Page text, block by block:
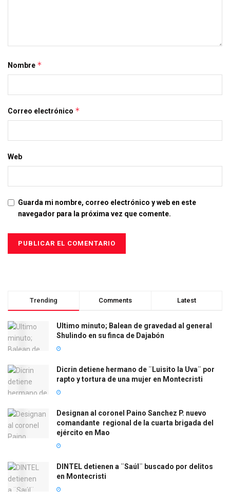
Nombre *
Correo electrónico *
Web
Guarda mi nombre, correo electrónico y web en este
navegador para la próxima vez que comente.
Trending Comments Latest
Ultimo minuto; Balean de gravedad al general
Shulindo en su finca de Dajabón
Dicrin detiene hermano de ¨Luisito la Uva¨ por
rapto y tortura de una mujer en Montecristi
Designan al coronel Paino Sanchez P. nuevo
comandante regional de la cuarta brigada del
ejército en Mao
DINTEL detienen a ¨Saúl¨ buscado por delitos
en Montecristi